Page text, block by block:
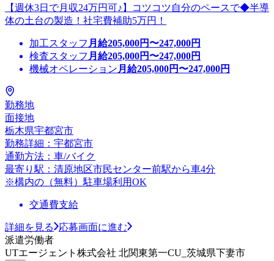
【週休3日で月収24万円可♪】コツコツ自分のペースで◆半導
体の土台の製造！社宅費補助5万円！
加工スタッフ 月給205,000円〜247,000円
検査スタッフ 月給205,000円〜247,000円
機械オペレーション 月給205,000円〜247,000円
勤務地
面接地
栃木県宇都宮市
勤務詳細：宇都宮市
通勤方法：車/バイク
最寄り駅：清原地区市民センター前駅から車4分
※構内の（無料）駐車場利用OK
交通費支給
詳細を見る
応募画面に進む
派遣労働者
UTエージェント株式会社 北関東第一CU_茨城県下妻市